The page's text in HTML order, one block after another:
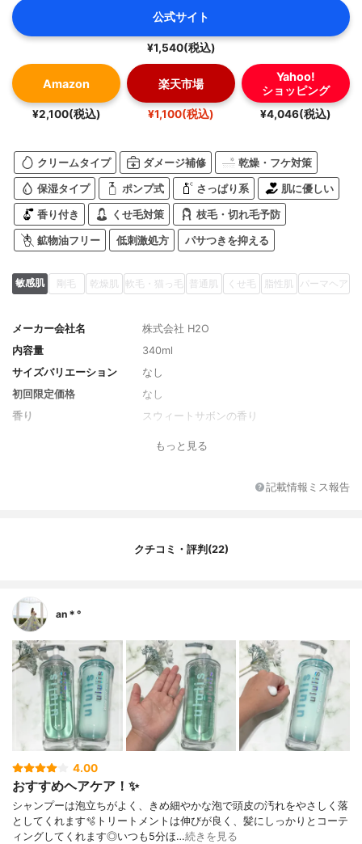
公式サイト
¥1,540(税込)
Amazon
¥2,100(税込)
楽天市場
¥1,100(税込)
Yahoo!
ショッピング
¥4,046(税込)
クリームタイプ ダメージ補修 乾燥・フケ対策
保湿タイプ ポンプ式 さっぱり系 肌に優しい
香り付き くせ毛対策 枝毛・切れ毛予防
鉱物油フリー 低刺激処方 パサつきを抑える
敏感肌 剛毛 乾燥肌 軟毛・猫っ毛 普通肌 くせ毛 脂性肌 パーマヘア
メーカー会社名
株式会社 H2O
内容量
340ml
サイズバリエーション
なし
初回限定価格
なし
香り
スウィートサボンの香り
水、ラウラミドプロピルベタイン、オレフ
ィン(C14-16)スルホン酸Na、コカミドプロ
ルMEA、ラウロイルメチルアラニンNa、ヒ
ハチミツタンパク、ベルガモット果実油、
a、炭酸Ca、アスコフィルムノドスムエキ
ス、レシチン、ソルビン酸K、水酸化K、α-
グルカン、ジエチルアミノヒドロキシベン
ゾイル安息香酸ヘキシル、メトキシケイヒ
酸エチルヘキシル、クエン酸、EDTA-2N
a、PPG-7、フェノキシエタノール、ミリス
チルベタイン、安息香酸Na、キシリトー
ル、BG、エタノール、ソルビトール、無水
もっと見る
記載情報ミス報告
クチコミ・評判(22)
an＊°
4.00
おすすめヘアケア！✨
シャンプーは泡立ちがよく、きめ細やかな泡で頭皮の汚れをやさしく落
としてくれます🫧トリートメントは伸びが良く、髪にしっかりとコーテ
ィングしてくれます◎いつも5分ほ…続きを見る